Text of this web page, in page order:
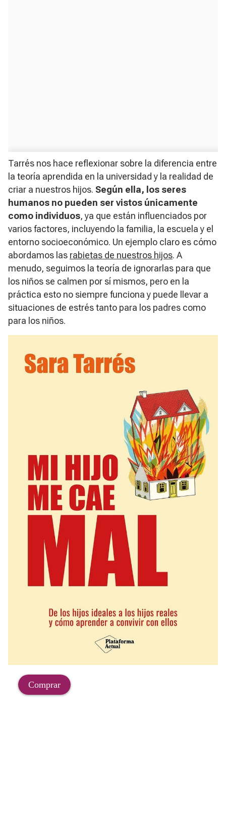
Tarrés nos hace reflexionar sobre la diferencia entre
la teoría aprendida en la universidad y la realidad de
criar a nuestros hijos. Según ella, los seres
humanos no pueden ser vistos únicamente
como individuos, ya que están influenciados por
varios factores, incluyendo la familia, la escuela y el
entorno socioeconómico. Un ejemplo claro es cómo
abordamos las rabietas de nuestros hijos. A
menudo, seguimos la teoría de ignorarlas para que
los niños se calmen por sí mismos, pero en la
práctica esto no siempre funciona y puede llevar a
situaciones de estrés tanto para los padres como
para los niños.
Comprar